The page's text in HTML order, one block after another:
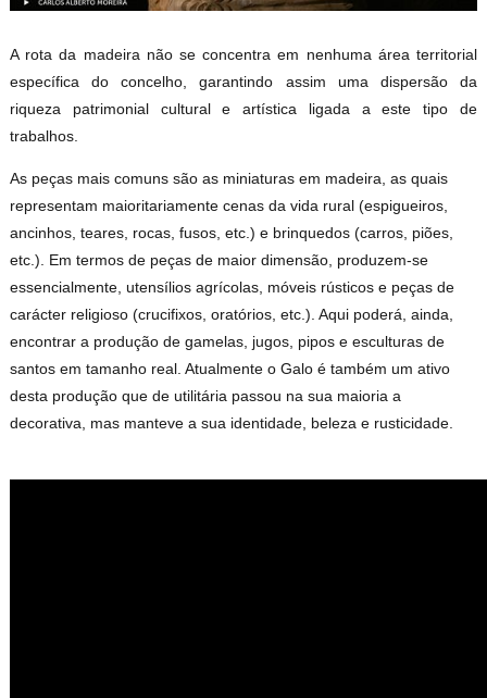
A rota da madeira não se concentra em nenhuma área territorial
específica do concelho, garantindo assim uma dispersão da
riqueza patrimonial cultural e artística ligada a este tipo de
trabalhos.
As peças mais comuns são as miniaturas em madeira, as quais
representam maioritariamente cenas da vida rural (espigueiros,
ancinhos, teares, rocas, fusos, etc.) e brinquedos (carros, piões,
etc.). Em termos de peças de maior dimensão, produzem-se
essencialmente, utensílios agrícolas, móveis rústicos e peças de
carácter religioso (crucifixos, oratórios, etc.). Aqui poderá, ainda,
encontrar a produção de gamelas, jugos, pipos e esculturas de
santos em tamanho real. Atualmente o Galo é também um ativo
desta produção que de utilitária passou na sua maioria a
decorativa, mas manteve a sua identidade, beleza e rusticidade.